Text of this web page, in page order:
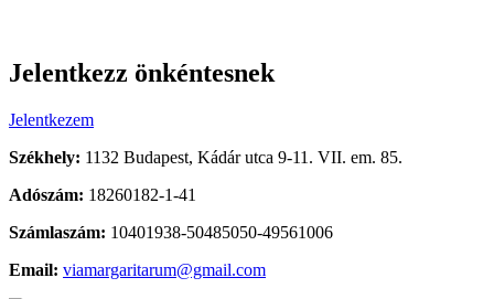
Jelentkezz önkéntesnek
Jelentkezem
Székhely: 1132 Budapest, Kádár utca 9-11. VII. em. 85.
Adószám: 18260182-1-41
Számlaszám: 10401938-50485050-49561006
Email: viamargaritarum@gmail.com